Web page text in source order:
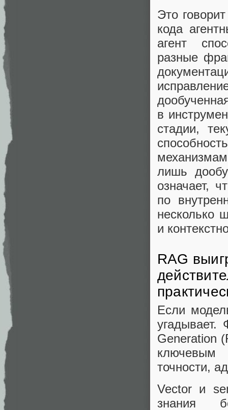
Это
кода
агент
разные
в
стадии,
лишь
означает,
по
несколько
и
RAG
Если
угадывает.
Generation
ключевым
точности,
Vector и
знания